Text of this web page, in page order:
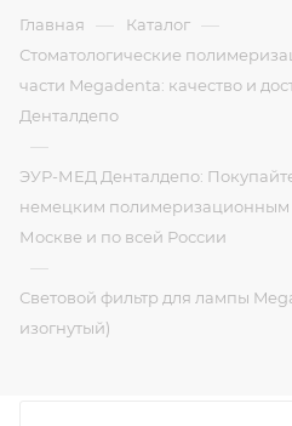
Главная — Каталог —
Стоматологические
части Megadenta: качество и
Денталдепо
—
ЭУР-МЕД Денталдепо:
немецким полимеризационным
Москве и по всей России
—
Световой фильтр для лампы
изогнутый)